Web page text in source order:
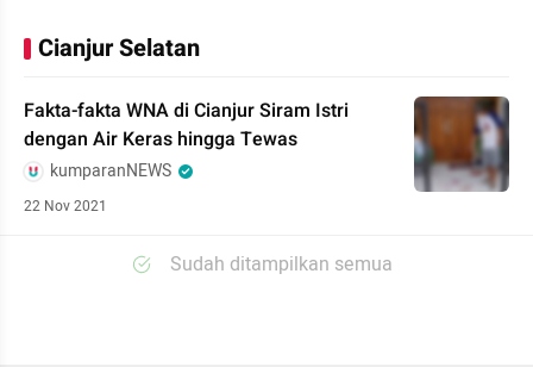
Cianjur Selatan
Fakta-fakta WNA di Cianjur Siram Istri
dengan Air Keras hingga Tewas
kumparanNEWS
22 Nov 2021
Sudah ditampilkan semua